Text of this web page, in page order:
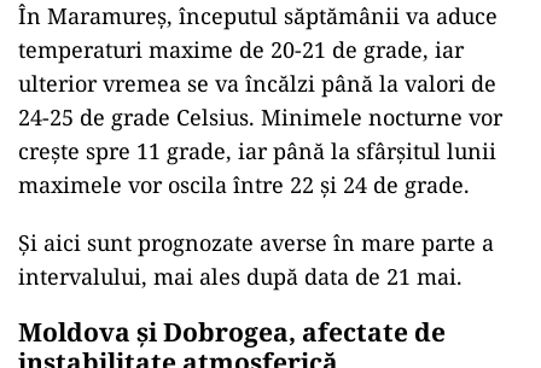
În Maramureș, începutul săptămânii va aduce
temperaturi maxime de 20-21 de grade, iar
ulterior vremea se va încălzi până la valori de
24-25 de grade Celsius. Minimele nocturne vor
crește spre 11 grade, iar până la sfârșitul lunii
maximele vor oscila între 22 și 24 de grade.
Și aici sunt prognozate averse în mare parte a
intervalului, mai ales după data de 21 mai.
Moldova și Dobrogea, afectate de